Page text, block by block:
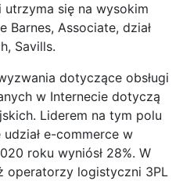
utrzyma się na wysokim
Barnes, Associate, dział
Savills.
dotyczące obsługi
w Internecie dotyczą
Liderem na tym polu
e-commerce w
roku wyniósł 28%. W
operatorzy logistyczni 3PL